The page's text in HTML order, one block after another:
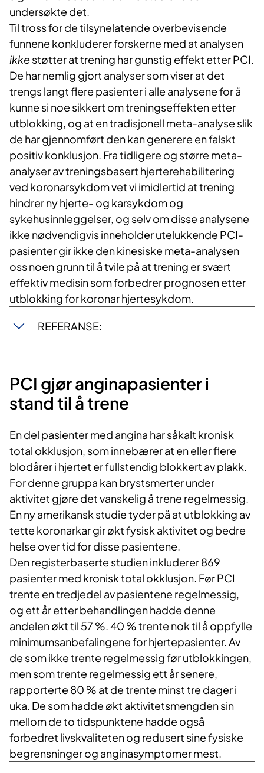
undersøkte det.
Til tross for de tilsynelatende overbevisende
funnene konkluderer forskerne med at analysen
ikkestøtter at trening har gunstig effekt etter PCI.
De har nemlig gjort analyser som viser at det
trengs langt flere pasienter i alle analysene for å
kunne si noe sikkert om treningseffekten etter
utblokking, og at en tradisjonell meta-analyse slik
de har gjennomført den kan generere en falskt
positiv konklusjon. Fra tidligere og større meta-
analyser av treningsbasert hjerterehabilitering
ved koronarsykdom vet vi imidlertid at trening
hindrer ny hjerte- og karsykdom og
sykehusinnleggelser, og selv om disse analysene
ikke nødvendigvis inneholder utelukkende PCI-
pasienter gir ikke den kinesiske meta-analysen
oss noen grunn til å tvile på at trening er svært
effektiv medisin som forbedrer prognosen etter
utblokking for koronar hjertesykdom.
REFERANSE:
PCI gjør anginapasienter i
stand til å trene
En del pasienter med angina har såkalt kronisk
total okklusjon, som innebærer at en eller flere
blodårer i hjertet er fullstendig blokkert av plakk.
For denne gruppa kan brystsmerter under
aktivitet gjøre det vanskelig å trene regelmessig.
En ny amerikansk studie tyder på at utblokking av
tette koronarkar gir økt fysisk aktivitet og bedre
helse over tid for disse pasientene.
Den registerbaserte studien inkluderer 869
pasienter med kronisk total okklusjon. Før PCI
trente en tredjedel av pasientene regelmessig,
og ett år etter behandlingen hadde denne
andelen økt til 57 %. 40 % trente nok til å oppfylle
minimumsanbefalingene for hjertepasienter. Av
de som ikke trente regelmessig før utblokkingen,
men som trente regelmessig ett år senere,
rapporterte 80 % at de trente minst tre dager i
uka. De som hadde økt aktivitetsmengden sin
mellom de to tidspunktene hadde også
forbedret livskvaliteten og redusert sine fysiske
begrensninger og anginasymptomer mest.